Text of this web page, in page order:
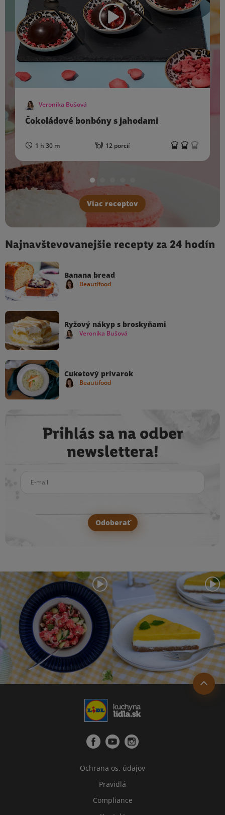
Veronika Bušová
Čokoládové bonbóny s jahodami
1 h 30 m 12 porcií
Viac receptov
Najnavštevovanejšie recepty za 24 hodín
Banana bread
Beautifood
Ryžový nákyp s broskyňami
Veronika Bušová
Cuketový prívarok
Beautifood
Prihlás sa na odber
newslettera!
Odoberať
Ochrana os. údajov
Pravidlá
Compliance